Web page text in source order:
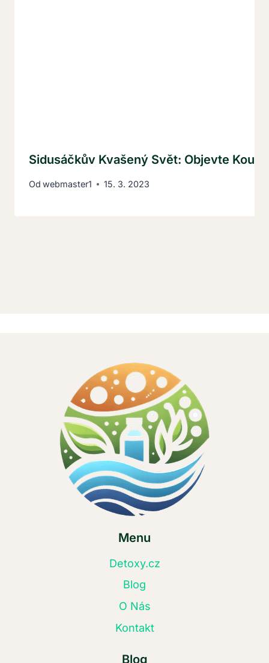
Sidusáčkův Kvašený Svět: Objevte
Od webmaster1 15. 3. 2023
Menu
Detoxy.cz
Blog
O Nás
Kontakt
Blog